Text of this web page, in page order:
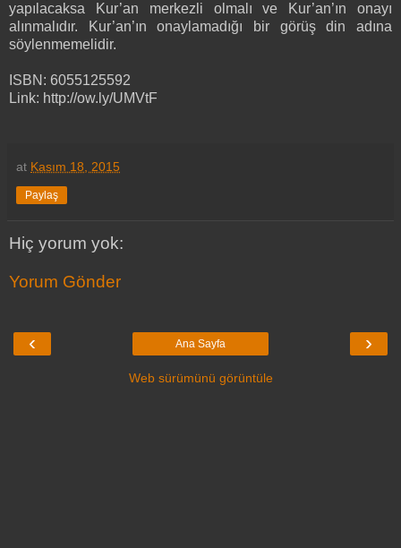
yapılacaksa Kur’an merkezli olmalı ve Kur’an’ın onayı
alınmalıdır. Kur’an’ın onaylamadığı bir görüş din adına
söylenmemelidir.
ISBN: 6055125592
Link: http://ow.ly/UMVtF
at Kasım 18, 2015
Paylaş
Hiç yorum yok:
Yorum Gönder
‹ ›
Ana Sayfa
Web sürümünü görüntüle